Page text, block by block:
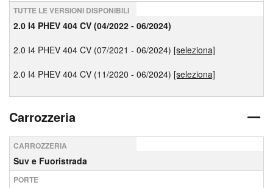
TUTTE LE VERSIONI DISPONIBILI
2.0 I4 PHEV 404 CV (04/2022 - 06/2024)
2.0 I4 PHEV 404 CV (07/2021 - 06/2024) [seleziona]
2.0 I4 PHEV 404 CV (11/2020 - 06/2024) [seleziona]
Carrozzeria
CARROZZERIA
Suv e Fuoristrada
PORTE